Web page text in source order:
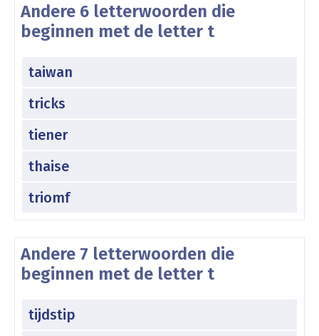
Andere 6 letterwoorden die
beginnen met de letter t
taiwan
tricks
tiener
thaise
triomf
Andere 7 letterwoorden die
beginnen met de letter t
tijdstip